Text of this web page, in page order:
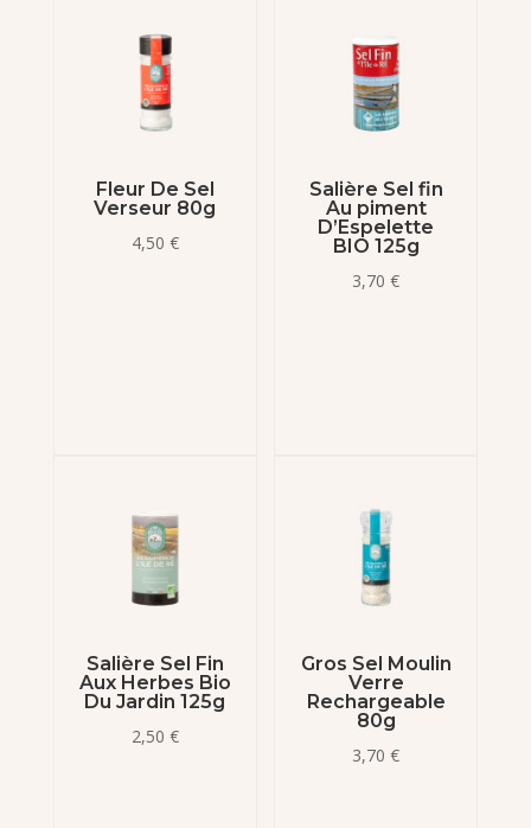
Fleur De Sel
Verseur 80g
4,50 €
Salière Sel fin
Au piment
D’Espelette
BIO 125g
3,70€
Salière Sel Fin
Aux Herbes Bio
Du Jardin 125g
2,50 €
Gros Sel Moulin
Verre
Rechargeable
80g
3,70€